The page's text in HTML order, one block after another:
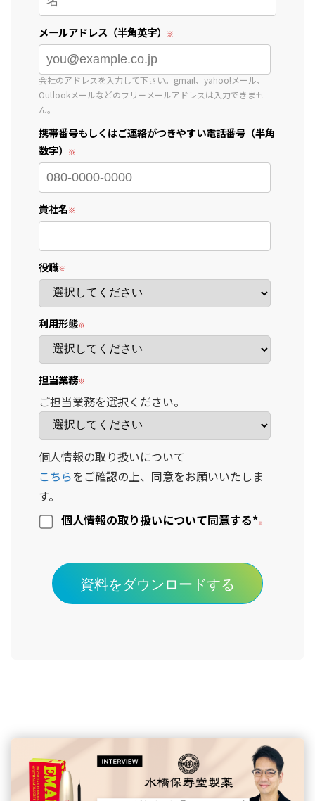
メールアドレス（半角英字）
会社のアドレスを入力して下さい。gmail、yahoo!メール、
Outlookメールなどのフリーメールアドレスは入力できませ
ん。
携帯番号もしくはご連絡がつきやすい電話番号（半角
数字）
貴社名
役職
利用形態
担当業務
ご担当業務を選択ください。
個人情報の取り扱いについて
こちらをご確認の上、同意をお願いいたしま
す。
個人情報の取り扱いについて同意する*